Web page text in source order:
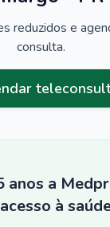
reduzidos e
consulta.
anos a
à